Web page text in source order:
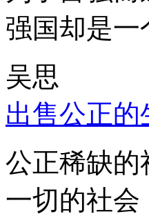
强国却是
吴思
出售公正的
公正稀缺的
一切的社